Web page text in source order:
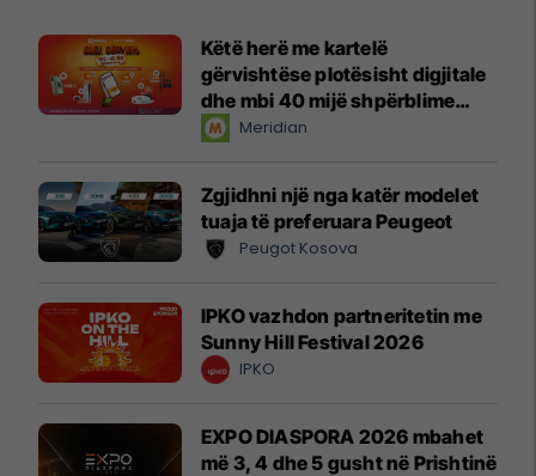
Këtë herë me kartelë
gërvishtëse plotësisht digjitale
dhe mbi 40 mijë shpërblime
instant!Meridian
Zgjidhni një nga katër modelet
tuaja të preferuara Peugeot
Peugot Kosova
IPKO vazhdon partneritetin me
Sunny Hill Festival 2026
IPKO
EXPO DIASPORA 2026 mbahet
më 3, 4 dhe 5 gusht në Prishtinë